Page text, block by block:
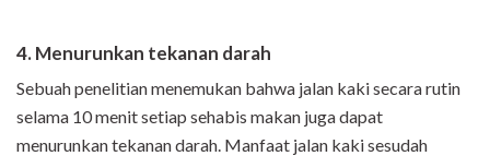
4. Menurunkan tekanan darah
Sebuah penelitian menemukan bahwa jalan kaki secara rutin
selama 10 menit setiap sehabis makan juga dapat
menurunkan tekanan darah. Manfaat jalan kaki sesudah